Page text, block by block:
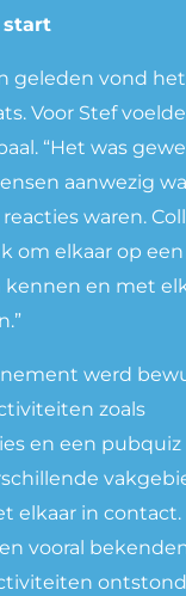
start
geleden vond
Voor Stef
“Het was
aanwezig
waren.
om elkaar op
en met
werd
zoals
en een
elkaar in contact.
vooral